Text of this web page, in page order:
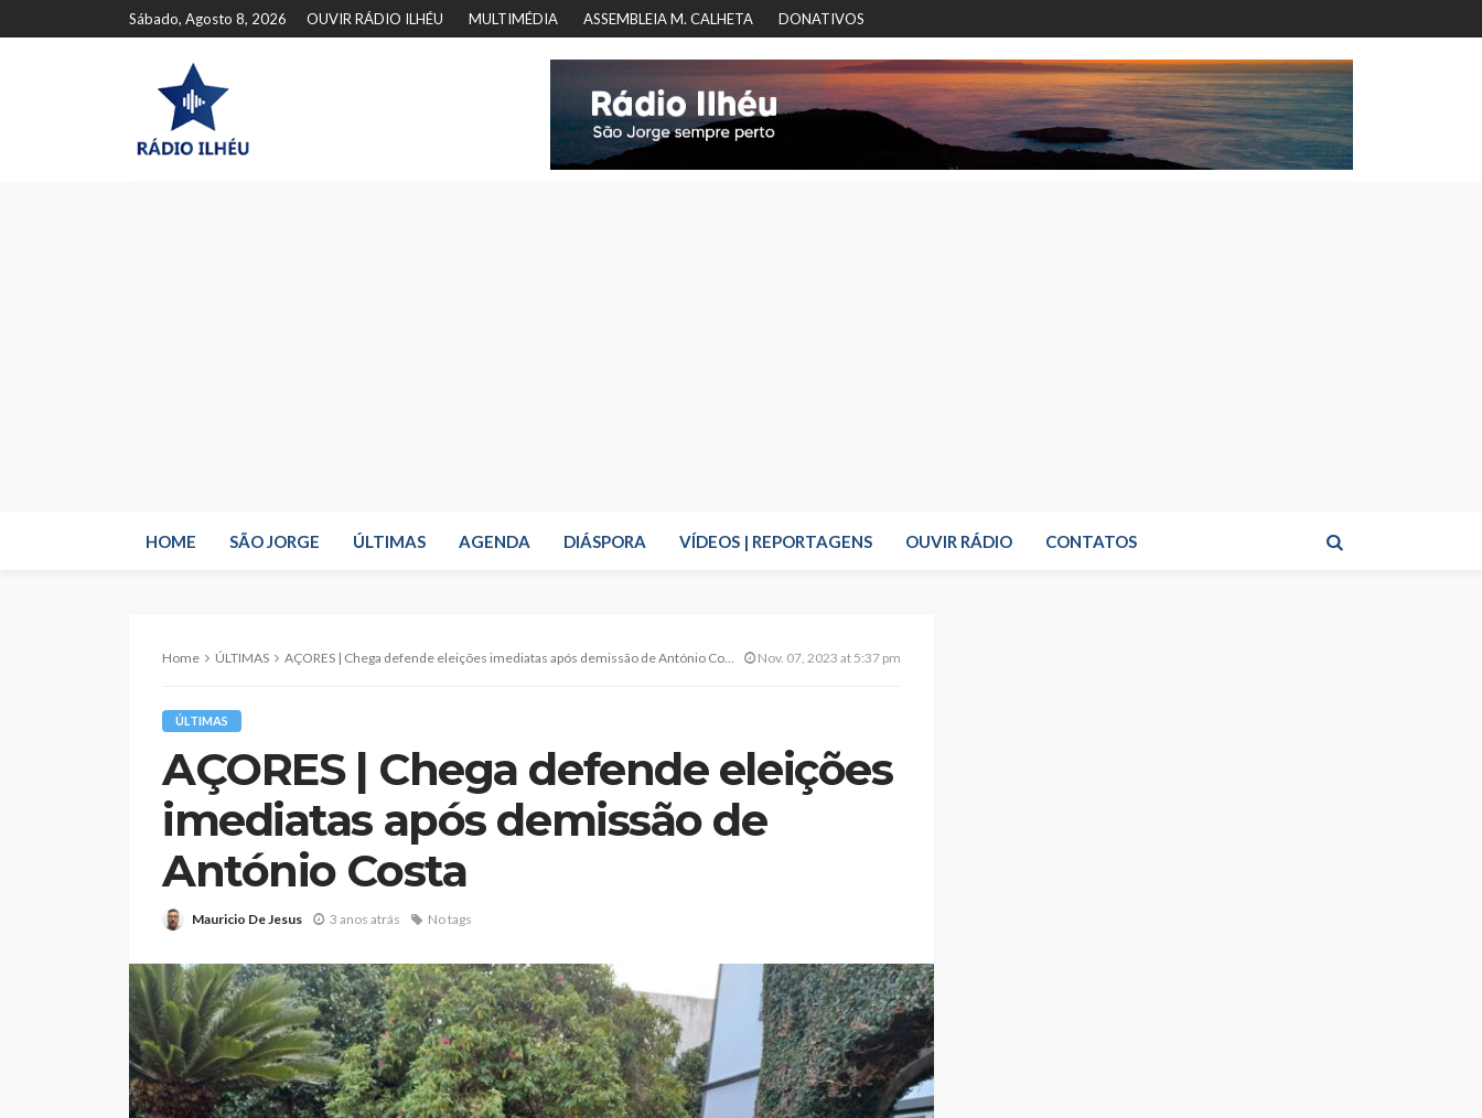
Sábado, Agosto 8, 2026 OUVIR RÁDIO ILHÉU MULTIMÉDIA ASSEMBLEIA M. CALHETA DONATIVOS
HOME SÃO JORGE ÚLTIMAS AGENDA DIÁSPORA VÍDEOS | REPORTAGENS OUVIR RÁDIO CONTATOS
Home ÚLTIMAS AÇORES | Chega defende eleições imediatas após demissão de António Costa Nov. 07, 2023 at 5:37 pm
ÚLTIMAS
AÇORES | Chega defende eleições
imediatas após demissão de
António Costa
Mauricio De Jesus 3 anos atrás No tags